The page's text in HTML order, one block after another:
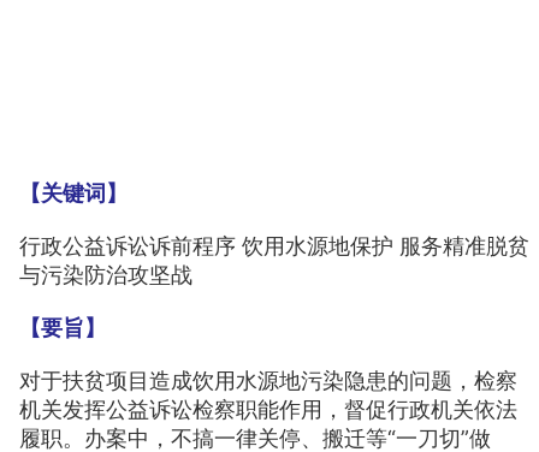
【关键词】
行政公益诉讼诉前程序 饮用水源地保护 服务精准脱贫
与污染防治攻坚战
【要旨】
对于扶贫项目造成饮用水源地污染隐患的问题，检察
机关发挥公益诉讼检察职能作用，督促行政机关依法
履职。办案中，不搞一律关停、搬迁等“一刀切”做